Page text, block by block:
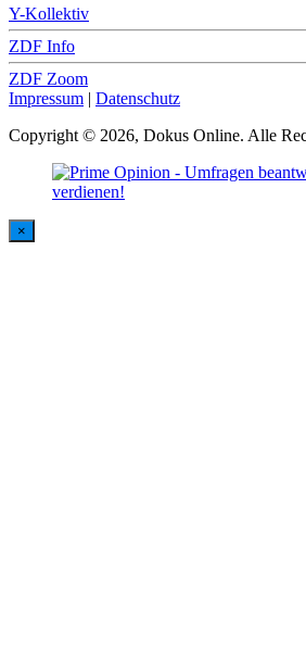
Y-Kollektiv
ZDF Info
ZDF Zoom
Impressum | Datenschutz
Copyright © 2026, Dokus Online. Alle
×